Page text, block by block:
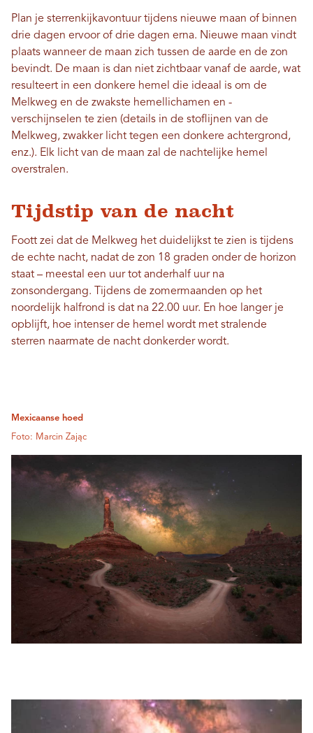
Plan je sterrenkijkavontuur tijdens nieuwe maan of binnen
drie dagen ervoor of drie dagen erna. Nieuwe maan vindt
plaats wanneer de maan zich tussen de aarde en de zon
bevindt. De maan is dan niet zichtbaar vanaf de aarde, wat
resulteert in een donkere hemel die ideaal is om de
Melkweg en de zwakste hemellichamen en -
verschijnselen te zien (details in de stoflijnen van de
Melkweg, zwakker licht tegen een donkere achtergrond,
enz.). Elk licht van de maan zal de nachtelijke hemel
overstralen.
Tijdstip van de nacht
Foott zei dat de Melkweg het duidelijkst te zien is tijdens
de echte nacht, nadat de zon 18 graden onder de horizon
staat – meestal een uur tot anderhalf uur na
zonsondergang. Tijdens de zomermaanden op het
noordelijk halfrond is dat na 22.00 uur. En hoe langer je
opblijft, hoe intenser de hemel wordt met stralende
sterren naarmate de nacht donkerder wordt.
Mexicaanse hoed
Foto: Marcin Zając